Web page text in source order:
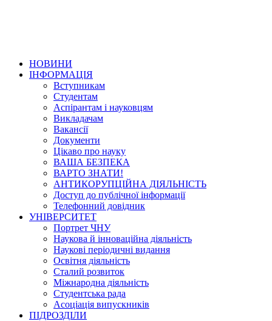
НОВИНИ
ІНФОРМАЦІЯ
Вступникам
Студентам
Аспірантам і науковцям
Викладачам
Вакансії
Документи
Цікаво про науку
ВАША БЕЗПЕКА
ВАРТО ЗНАТИ!
АНТИКОРУПЦІЙНА ДІЯЛЬНІСТЬ
Доступ до публічної інформації
Телефонний довідник
УНІВЕРСИТЕТ
Портрет ЧНУ
Наукова й інноваційна діяльність
Наукові періодичні видання
Освітня діяльність
Сталий розвиток
Міжнародна діяльність
Студентська рада
Асоціація випускників
ПІДРОЗДІЛИ